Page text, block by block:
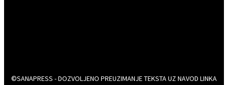
©SANAPRESS - DOZVOLJENO PREUZIMANJE TEKSTA UZ NAVOD LINKA